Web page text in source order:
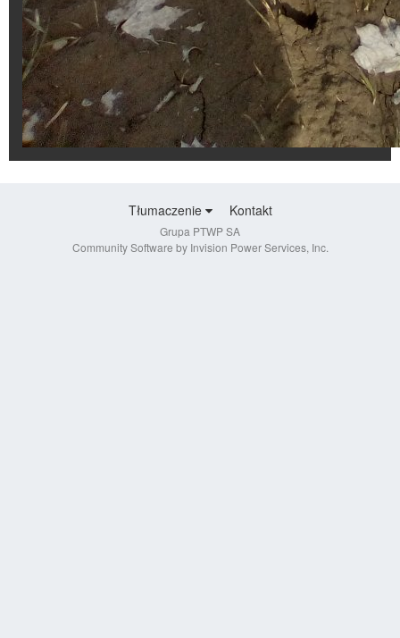
Tłumaczenie Kontakt
Grupa PTWP SA
Community Software by Invision Power Services, Inc.